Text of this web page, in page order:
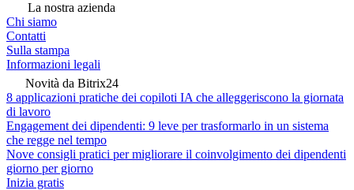
La nostra azienda
Chi siamo
Contatti
Sulla stampa
Informazioni legali
Novità da Bitrix24
8 applicazioni pratiche dei copiloti IA che alleggeriscono la giornata
di lavoro
Engagement dei dipendenti: 9 leve per trasformarlo in un sistema
che regge nel tempo
Nove consigli pratici per migliorare il coinvolgimento dei dipendenti
giorno per giorno
Inizia gratis